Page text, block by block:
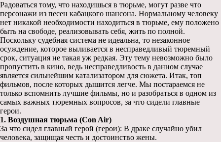
Радоваться тому, что находишься в тюрьме, могут разве что
персонажи из песен кабацкого шансона. Нормальному человеку
нет никакой необходимости находиться в тюрьме, ему положено
быть на свободе, реализовывать себя, жить по полной.
Поскольку судебная система не идеальна, то незаконное
осуждение, которое выливается в несправедливый тюремный
срок, ситуация не такая уж редкая. Эту тему невозможно было
пропустить в кино, ведь несправедливость в данном случае
является сильнейшим катализатором для сюжета. Итак, топ
фильмов, после которых дышится легче. Мы постараемся не
только вспомнить лучшие фильмы, но и разобраться в одном из
самых важных тюремных вопросов, за что сидели главные
герои.
1. Воздушная тюрьма (Con Air)
За что сидел главный герой (герои): В драке случайно убил
человека, защищая честь и достоинство жены.